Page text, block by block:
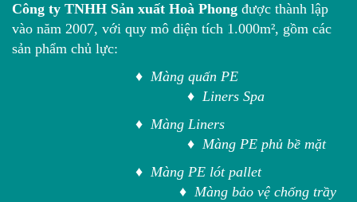
Công ty TNHH Sản xuất Hoà Phong được thành lập
vào năm 2007, với quy mô diện tích 1.000m², gồm các
sản phẩm chủ lực:
♦ Màng quấn PE
♦ Liners Spa
♦ Màng Liners
♦ Màng PE phủ bề mặt
♦ Màng PE lót pallet
♦ Màng bảo vệ chống trầy